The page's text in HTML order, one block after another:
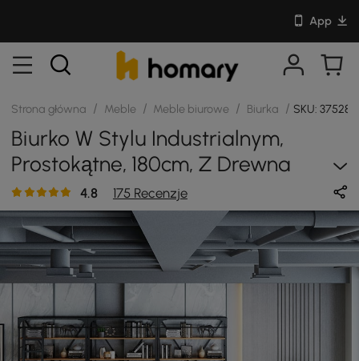
App
Strona główna / Meble / Meble biurowe / Biurka / SKU:
Biurko W Stylu Industrialnym,
Prostokątne, 180cm, Z Drewna
Orzechowego, Z Metalową
Podstawą
4.8 175 Recenzje